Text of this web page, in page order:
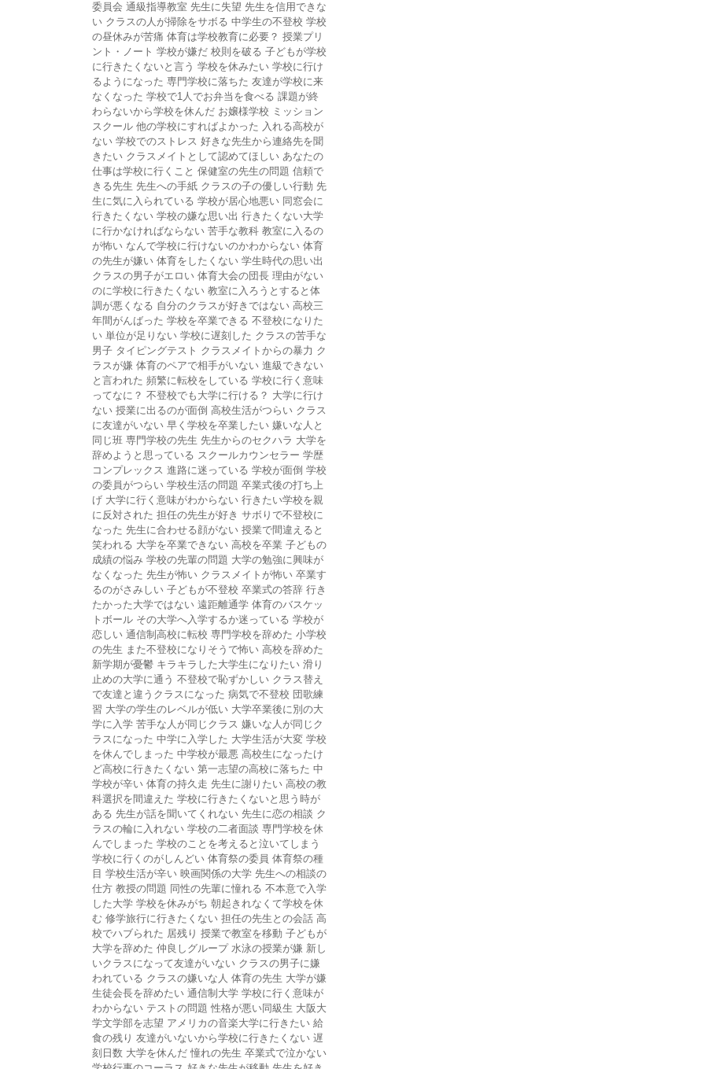
委員会 通級指導教室 先生に失望 先生を信用できな
い クラスの人が掃除をサボる 中学生の不登校 学校
の昼休みが苦痛 体育は学校教育に必要？ 授業プリ
ント・ノート 学校が嫌だ 校則を破る 子どもが学校
に行きたくないと言う 学校を休みたい 学校に行け
るようになった 専門学校に落ちた 友達が学校に来
なくなった 学校で1人でお弁当を食べる 課題が終
わらないから学校を休んだ お嬢様学校 ミッション
スクール 他の学校にすればよかった 入れる高校が
ない 学校でのストレス 好きな先生から連絡先を聞
きたい クラスメイトとして認めてほしい あなたの
仕事は学校に行くこと 保健室の先生の問題 信頼で
きる先生 先生への手紙 クラスの子の優しい行動 先
生に気に入られている 学校が居心地悪い 同窓会に
行きたくない 学校の嫌な思い出 行きたくない大学
に行かなければならない 苦手な教科 教室に入るの
が怖い なんで学校に行けないのかわからない 体育
の先生が嫌い 体育をしたくない 学生時代の思い出
クラスの男子がエロい 体育大会の団長 理由がない
のに学校に行きたくない 教室に入ろうとすると体
調が悪くなる 自分のクラスが好きではない 高校三
年間がんばった 学校を卒業できる 不登校になりた
い 単位が足りない 学校に遅刻した クラスの苦手な
男子 タイピングテスト クラスメイトからの暴力 ク
ラスが嫌 体育のペアで相手がいない 進級できない
と言われた 頻繁に転校をしている 学校に行く意味
ってなに？ 不登校でも大学に行ける？ 大学に行け
ない 授業に出るのが面倒 高校生活がつらい クラス
に友達がいない 早く学校を卒業したい 嫌いな人と
同じ班 専門学校の先生 先生からのセクハラ 大学を
辞めようと思っている スクールカウンセラー 学歴
コンプレックス 進路に迷っている 学校が面倒 学校
の委員がつらい 学校生活の問題 卒業式後の打ち上
げ 大学に行く意味がわからない 行きたい学校を親
に反対された 担任の先生が好き サボりで不登校に
なった 先生に合わせる顔がない 授業で間違えると
笑われる 大学を卒業できない 高校を卒業 子どもの
成績の悩み 学校の先輩の問題 大学の勉強に興味が
なくなった 先生が怖い クラスメイトが怖い 卒業す
るのがさみしい 子どもが不登校 卒業式の答辞 行き
たかった大学ではない 遠距離通学 体育のバスケッ
トボール その大学へ入学するか迷っている 学校が
恋しい 通信制高校に転校 専門学校を辞めた 小学校
の先生 また不登校になりそうで怖い 高校を辞めた
新学期が憂鬱 キラキラした大学生になりたい 滑り
止めの大学に通う 不登校で恥ずかしい クラス替え
で友達と違うクラスになった 病気で不登校 団歌練
習 大学の学生のレベルが低い 大学卒業後に別の大
学に入学 苦手な人が同じクラス 嫌いな人が同じク
ラスになった 中学に入学した 大学生活が大変 学校
を休んでしまった 中学校が最悪 高校生になったけ
ど高校に行きたくない 第一志望の高校に落ちた 中
学校が辛い 体育の持久走 先生に謝りたい 高校の教
科選択を間違えた 学校に行きたくないと思う時が
ある 先生が話を聞いてくれない 先生に恋の相談 ク
ラスの輪に入れない 学校の二者面談 専門学校を休
んでしまった 学校のことを考えると泣いてしまう
学校に行くのがしんどい 体育祭の委員 体育祭の種
目 学校生活が辛い 映画関係の大学 先生への相談の
仕方 教授の問題 同性の先輩に憧れる 不本意で入学
した大学 学校を休みがち 朝起きれなくて学校を休
む 修学旅行に行きたくない 担任の先生との会話 高
校でハブられた 居残り 授業で教室を移動 子どもが
大学を辞めた 仲良しグループ 水泳の授業が嫌 新し
いクラスになって友達がいない クラスの男子に嫌
われている クラスの嫌いな人 体育の先生 大学が嫌
生徒会長を辞めたい 通信制大学 学校に行く意味が
わからない テストの問題 性格が悪い同級生 大阪大
学文学部を志望 アメリカの音楽大学に行きたい 給
食の残り 友達がいないから学校に行きたくない 遅
刻日数 大学を休んだ 憧れの先生 卒業式で泣かない